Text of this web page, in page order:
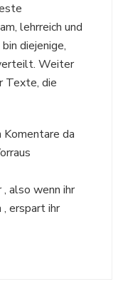
lehrreich und
diejenige,
Weiter
Texte, die
Komentare da
, also wenn ihr
erspart ihr